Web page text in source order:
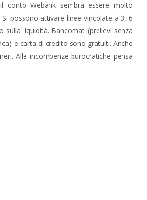
Webank sembra essere molto
possono attivare linee vincolate a 3, 6
liquidità. Bancomat (prelievi senza
e carta di credito sono gratuiti. Anche
Alle incombenze burocratiche pensa